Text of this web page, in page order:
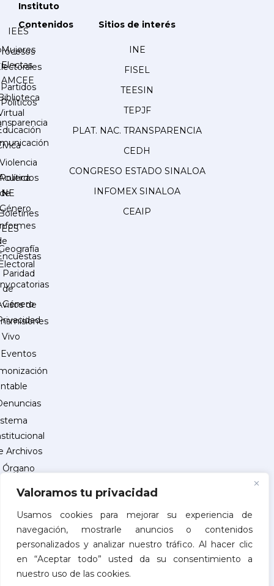
Valoramos tu privacidad
Usamos cookies para mejorar su experiencia de
navegación, mostrarle anuncios o contenidos
personalizados y analizar nuestro tráfico. Al hacer clic
en “Aceptar todo” usted da su consentimiento a
nuestro uso de las cookies.
Instituto
IEES
Partidos
Políticos
de
Contenidos
Mujeres
Electas
AMCEE
Violencia
Política
de
Género
Paridad
de
Género
Eventos
Archivos
Órgano
Control
INSCRIPCIÓN
Sitios de interés
INE
FISEL
TEESIN
TEPJF
PLAT. NAC. TRANSPARENCIA
CEDH
CONGRESO ESTADO SINALOA
INFOMEX SINALOA
CEAIP